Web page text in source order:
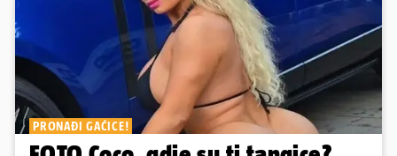
PRONAĐI GAĆICE!